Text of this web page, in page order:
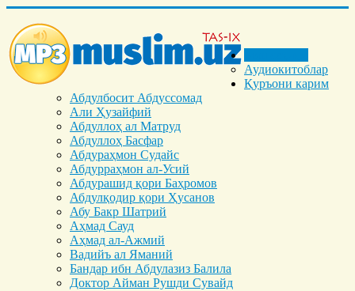
Аудиокитоблар
Қуръони карим
Абдулбосит Абдуссомад
Али Ҳузайфий
Абдуллоҳ ал Матруд
Абдуллоҳ Басфар
Абдураҳмон Судайс
Абдурраҳмон ал-Усий
Абдурашид қори Баҳромов
Абдулқодир қори Ҳусанов
Абу Бакр Шатрий
Аҳмад Сауд
Аҳмад ал-Ажмий
Вадийъ ал Яманий
Бандар ибн Абдулазиз Балила
Доктор Айман Рушди Сувайд